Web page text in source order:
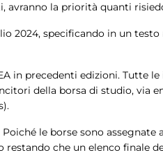
avranno la priorità quanti
2024, specificando in un
in precedenti edizioni. Tutte
della borsa di studio, via
le borse sono
che un elenco finale